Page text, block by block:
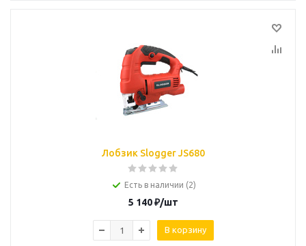
Лобзик Slogger JS680
Есть в наличии (2)
5 140₽/шт
В корзину